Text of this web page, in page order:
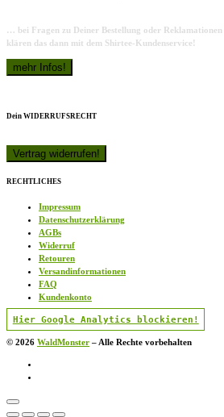
… bei Fragen zu Deiner Bestellung oder Reklamationen
klären das dann mit dem Shirtee-Kundenservice!
Dein WIDERRUFSRECHT
RECHTLICHES
Impressum
Datenschutzerklärung
AGBs
Widerruf
Retouren
Versandinformationen
FAQ
Kundenkonto
Hier Google Analytics blockieren!
© 2026 WaldMonster – Alle Rechte vorbehalten